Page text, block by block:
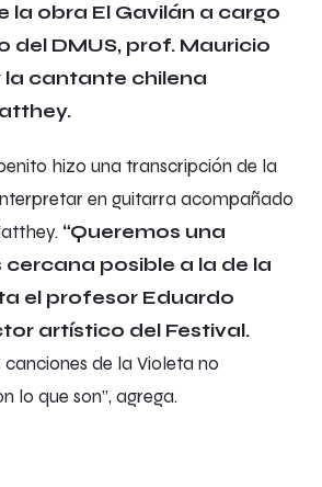
la obra El Gavilán a cargo
del DMUS, prof. Mauricio
la cantante chilena
hizo una transcripción de la
en guitarra acompañado
“Queremos una
cercana posible a la de la
el profesor Eduardo
artístico del Festival.
canciones de la Violeta no
lo que son”, agrega.